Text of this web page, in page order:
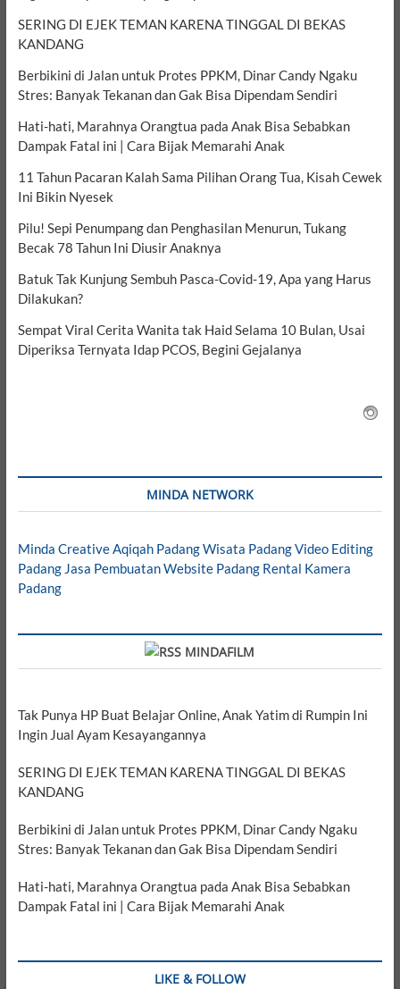
SERING DI EJEK TEMAN KARENA TINGGAL DI BEKAS
KANDANG
Berbikini di Jalan untuk Protes PPKM, Dinar Candy Ngaku
Stres: Banyak Tekanan dan Gak Bisa Dipendam Sendiri
Hati-hati, Marahnya Orangtua pada Anak Bisa Sebabkan
Dampak Fatal ini | Cara Bijak Memarahi Anak
11 Tahun Pacaran Kalah Sama Pilihan Orang Tua, Kisah Cewek
Ini Bikin Nyesek
Pilu! Sepi Penumpang dan Penghasilan Menurun, Tukang
Becak 78 Tahun Ini Diusir Anaknya
Batuk Tak Kunjung Sembuh Pasca-Covid-19, Apa yang Harus
Dilakukan?
Sempat Viral Cerita Wanita tak Haid Selama 10 Bulan, Usai
Diperiksa Ternyata Idap PCOS, Begini Gejalanya
MINDA NETWORK
Minda CreativeAqiqah PadangWisata PadangVideo Editing
Padang Jasa Pembuatan Website Padang Rental Kamera
Padang
MINDAFILM
Tak Punya HP Buat Belajar Online, Anak Yatim di Rumpin Ini
Ingin Jual Ayam Kesayangannya
SERING DI EJEK TEMAN KARENA TINGGAL DI BEKAS
KANDANG
Berbikini di Jalan untuk Protes PPKM, Dinar Candy Ngaku
Stres: Banyak Tekanan dan Gak Bisa Dipendam Sendiri
Hati-hati, Marahnya Orangtua pada Anak Bisa Sebabkan
Dampak Fatal ini | Cara Bijak Memarahi Anak
LIKE & FOLLOW